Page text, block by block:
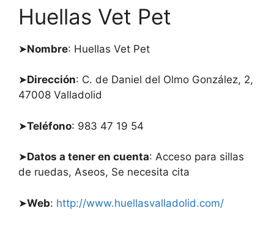
Huellas Vet Pet
➤Nombre: Huellas Vet Pet
➤Dirección: C. de Daniel del Olmo González, 2,
47008 Valladolid
➤Teléfono: 983 47 19 54
➤Datos a tener en cuenta: Acceso para sillas
de ruedas, Aseos, Se necesita cita
➤Web: http://www.huellasvalladolid.com/